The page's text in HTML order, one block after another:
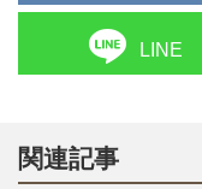
LINE
関連記事